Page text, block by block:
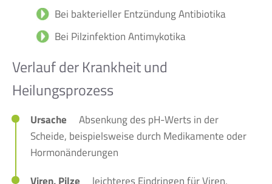
Bei bakterieller Entzündung Antibiotika
Bei Pilzinfektion Antimykotika
Verlauf der Krankheit und
Heilungsprozess
Ursache
Absenkung des pH-Werts in der
Scheide, beispielsweise durch Medikamente oder
Hormonänderungen
Viren, Pilze
leichteres Eindringen für Viren,